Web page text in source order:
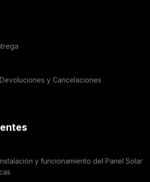
y Cancelaciones
y funcionamiento del Panel Solar